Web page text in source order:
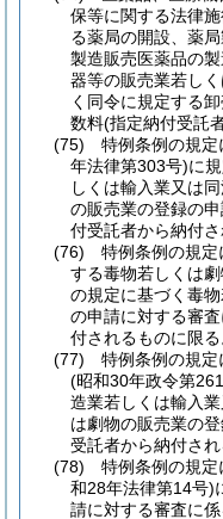
保等に関する法律
る薬局の開設、薬
製造販売医薬品の
器等の販売業若し
く同令に規定する
数料(指定納付受託
(75)
特例条例の規
年法律第303号)に
しくは輸入業又は
の販売業の登録の
付受託者から納付
(76)
特例条例の規
する毒物若しくは
の規定に基づく毒
の申請に対する審
付されるものに限
(77)
特例条例の規
(昭和30年政令第
造業若しくは輸入
は劇物の販売業の
受託者から納付さ
(78)
特例条例の規
和28年法律第14号)
請に対する審査に